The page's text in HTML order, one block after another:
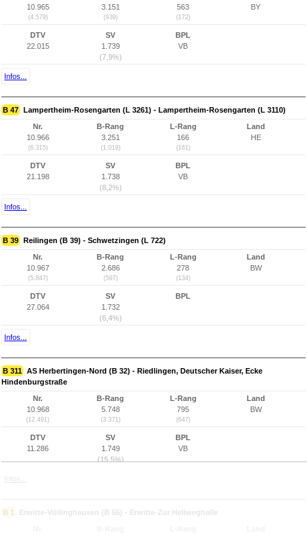
10.965
(4.579)
3.151
(939)
563
(172)
BY
DTV
22.015
SV
1.739
(7,9%)
BPL
VB
Infos...
B 47 Lampertheim-Rosengarten (L 3261) - Lampertheim-Rosengarten (L 3110)
Nr.
10.966
(6.315)
B-Rang
3.251
(1.019)
L-Rang
166
(161)
Land
HE
DTV
21.198
SV
1.738
(8,2%)
BPL
VB
Infos...
B 39 Reilingen (B 39) - Schwetzingen (L 722)
Nr.
10.967
(5.847)
B-Rang
2.686
(597)
L-Rang
278
(134)
Land
BW
DTV
27.064
SV
1.732
(6,4%)
BPL
Infos...
B 311 AS Herbertingen-Nord (B 32) - Riedlingen, Deutscher Kaiser, Ecke
Hindenburgstraße
Nr.
10.968
(12.491)
B-Rang
5.748
(3.371)
L-Rang
795
(647)
Land
BW
DTV
11.286
SV
1.749
(15,5%)
BPL
VB
Infos...
B 1 Erwitte-Völlinghausen (B 55) - Erwitte-Zur Hellweghalle